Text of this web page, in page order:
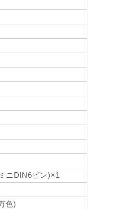
ニDIN6ピン)×1
色)